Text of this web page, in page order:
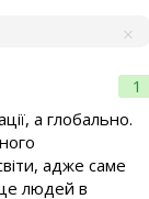
1
а глобально.
адже саме
людей в